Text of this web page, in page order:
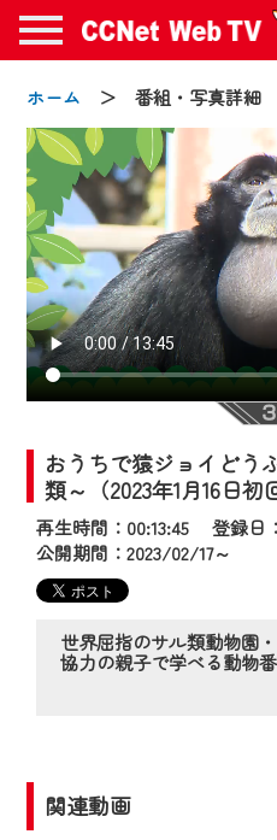
ホーム ＞ 番組・写真詳細
おうちで猿ジョイどう
類～（2023年1月16日初
再生時間：00:13:45 登録日
公開期間：2023/02/17～
世界屈指のサル類動物園
協力の親子で学べる動物番
関連動画
お
2024/09/02
動画配信サービス『
年9月24日からリニ
【変更点】
◆デザイン変更によ
の動画コンテンツが一
◆当社アプリやＰＣ
でも・どこでも・外出
CCNetサービスエリ
番組をご視聴いただけ
ビス向上のため、